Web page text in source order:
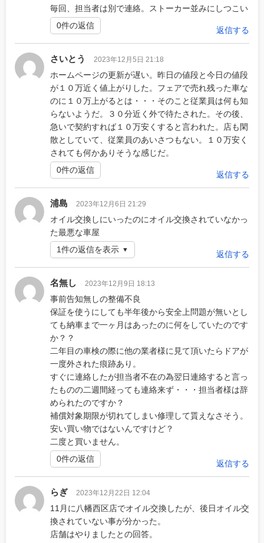
毎回、担当者は別で連絡。ストーカー並みにしつこい
返信する
0件の返信
さいとう 2023年12月5日 21:18
ホームページの更新が遅い。昨日の値段と今日の値段
が１０万近く値上がりした。フェアで売れ残った車な
のに１０万上がるとは・・・そのこと従業員は何も知
らないようだ。３０分近く外で待たされた。その後、
急いで契約すれば１０万安くすると言われた。店も閑
散としていて、従業員のあいさつもない。１０万安く
されても何かありそうな感じだ。
返信する
0件の返信
浦島 2023年12月6日 21:29
オイル交換しにいったのにオイル交換されていなかっ
た最悪な車屋
返信する
1件の返信を表示
名無し 2023年12月9日 18:13
事前告知無しの整備不良
保証を使うにしても半年後から安全上問題が無いとし
ても納車まで一ヶ月はあったのに何をしていたのです
か？？
二年目の車検の際に他の業者様に見て頂いたらドアが
一度外された痕跡あり。
すぐに連絡したが担当者不在の為翌日連絡すると言っ
たものの二週間経っても連絡来ず・・・担当者様は辞
められたのですか？
補償対象期限が切れてしまい修理して貰えなさそう。
安い買い物ではないんですけど？
二度と買いません。
返信する
0件の返信
らぎ 2023年12月22日 12:04
11月に八幡西区店でオイル交換したが、後日オイル交
換されていない事が分かった。
店舗はやりましたとの回答。